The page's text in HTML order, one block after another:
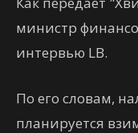
министр
интервью LB.
По его словам,
планируется